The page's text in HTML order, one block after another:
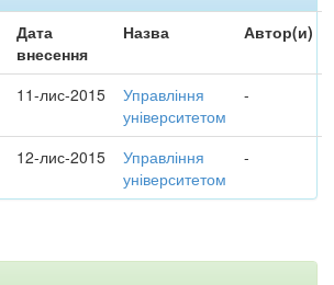
Дата
внесення
Назва Автор(и)
11-лис-2015
Управління
університетом
-
12-лис-2015
Управління
університетом
-